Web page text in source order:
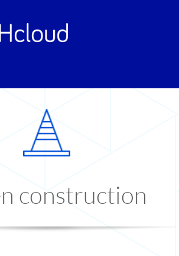
construction